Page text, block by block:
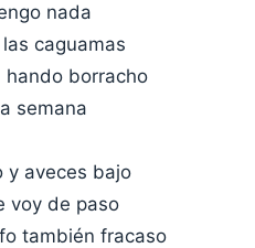
nada
caguamas
hando borracho
semana
y aveces bajo
voy de paso
también fracaso